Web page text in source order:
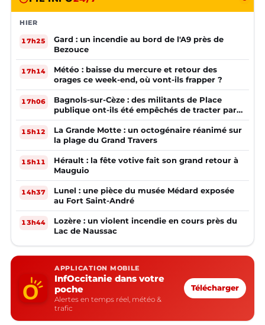
HIER
17h25
Gard : un incendie au bord de l'A9 près de
Bezouce
17h14
Météo : baisse du mercure et retour des
orages ce week-end, où vont-ils frapper ?
17h06
Bagnols-sur-Cèze : des militants de Place
publique ont-ils été empêchés de tracter par
la mairie ?
15h12
La Grande Motte : un octogénaire réanimé sur
la plage du Grand Travers
15h11
Hérault : la fête votive fait son grand retour à
Mauguio
14h37
Lunel : une pièce du musée Médard exposée
au Fort Saint-André
13h44
Lozère : un violent incendie en cours près du
Lac de Naussac
APPLICATION MOBILE
InfOccitanie dans votre
poche
Alertes en temps réel, météo &
trafic
Télécharger